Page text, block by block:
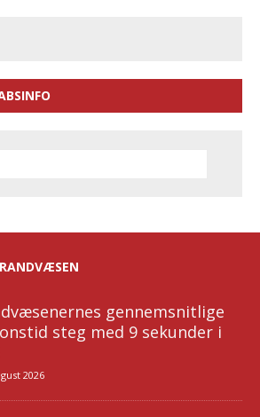
gennemsnitlige
steg med 9 sekunder i
2026